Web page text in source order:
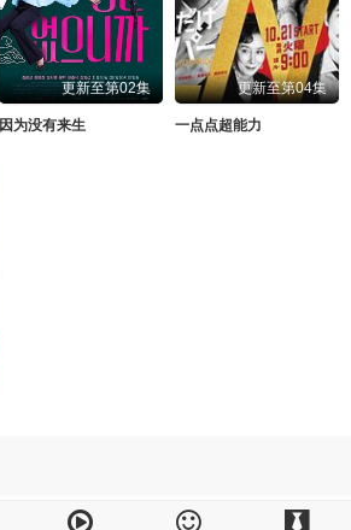
更新至第02集
因为没有来生
更新至第04集
一点点超能力